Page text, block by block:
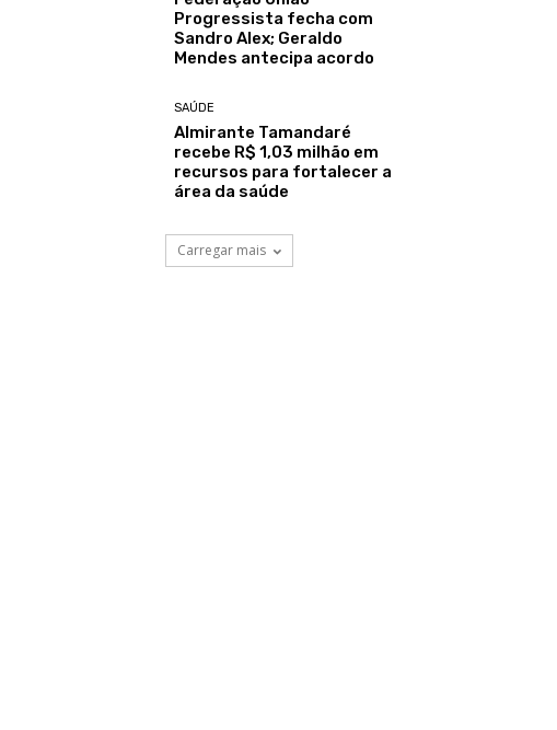
Progressista fecha com
Sandro Alex; Geraldo
Mendes antecipa acordo
SAÚDE
Almirante Tamandaré
recebe R$ 1,03 milhão em
recursos para fortalecer a
área da saúde
Carregar mais